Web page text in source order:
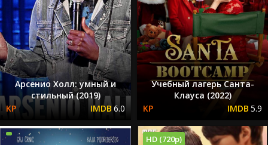
Арсенио Холл: умный и
стильный (2019)
6.0
Учебный лагерь Санта-
Клауса (2022)
5.9
HD (720p)